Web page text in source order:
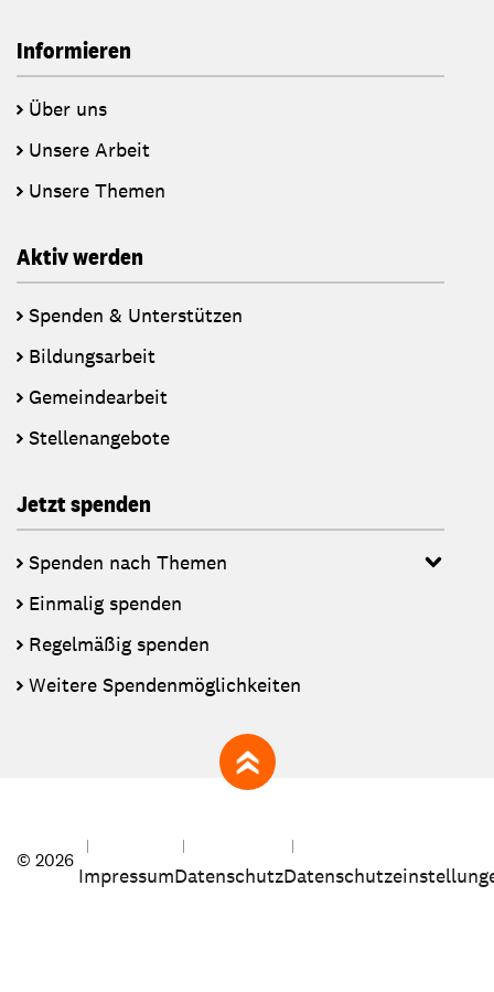
Informieren
Über uns
Unsere Arbeit
Unsere Themen
Aktiv werden
Spenden & Unterstützen
Bildungsarbeit
Gemeindearbeit
Stellenangebote
Jetzt spenden
Spenden nach Themen
Einmalig spenden
Regelmäßig spenden
Weitere Spendenmöglichkeiten
zum Seitenanfang
© 2026
ImpressumDatenschutz